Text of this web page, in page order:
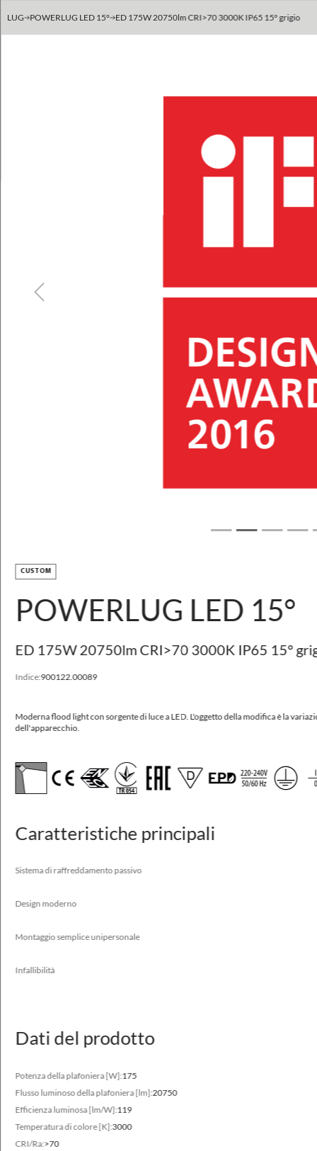
LUG POWERLUG LED 15° ED 175W 20750lm CRI>70 3000K IP65 15° grigio
Previous
CUSTOM
POWERLUG LED 15°
ED 175W 20750lm CRI>70 3000K IP65 15°
Indice:900122.00089
Moderna flood light con sorgente di luce a LED. L'oggetto della modifica è la
dell'apparecchio.
Caratteristiche principali
Sistema di raffreddamento passivo
Design moderno
Montaggio semplice unipersonale
Infallibilità
Dati del prodotto
Potenza della plafoniera [W]:175
Flusso luminoso della plafoniera [lm]:20750
Efficienza luminosa [lm/W]:119
Temperatura di colore [K]:3000
CRI/Ra:>70
POWERLUG LED
DESCRIZIONE DEL PRODOTTO
Altri parametri disponibili Vedi varianti
Montaggio semplice unipersonale
Infallibilità
facciate, magazzini, metro, parcheggi, strade, strutture
Disponibili su richiesta
Gamma del flusso luminoso
10800 - 25100 [lm]
Temperatura di colore varia
3000 - 4000 [K]